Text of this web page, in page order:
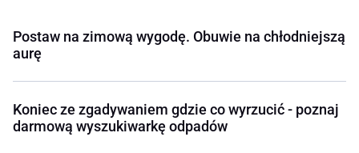
Postaw na zimową wygodę. Obuwie na chłodniejszą
aurę
Koniec ze zgadywaniem gdzie co wyrzucić - poznaj
darmową wyszukiwarkę odpadów